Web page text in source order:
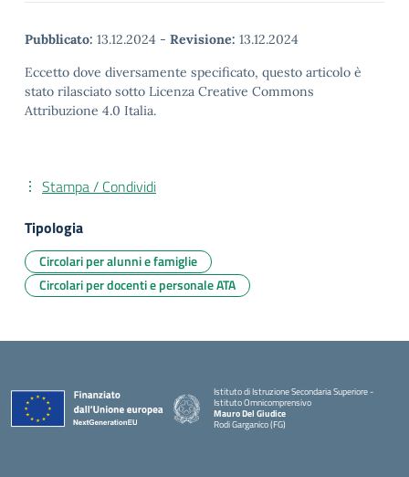
Pubblicato: 13.12.2024 - Revisione: 13.12.2024
Eccetto dove diversamente specificato, questo articolo è
stato rilasciato sotto Licenza Creative Commons
Attribuzione 4.0 Italia.
Stampa / Condividi
Tipologia
Circolari per alunni e famiglie
Circolari per docenti e personale ATA
Istituto di Istruzione Secondaria Superiore -
Istituto Omnicomprensivo
Mauro Del Giudice
Rodi Garganico (FG)
— Visita la pagina iniziale della scuola